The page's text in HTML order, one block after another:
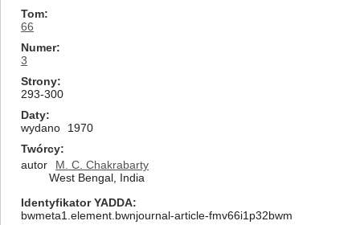
Tom
66
Numer
3
Strony
293-300
Daty
wydano
1970
Twórcy
autor
M. C. Chakrabarty
West Bengal, India
Identyfikator YADDA
bwmeta1.element.bwnjournal-article-fmv66i1p32bwm